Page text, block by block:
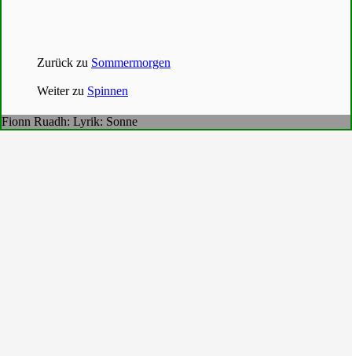
Zurück zu Sommermorgen
Weiter zu Spinnen
Fionn Ruadh: Lyrik: Sonne